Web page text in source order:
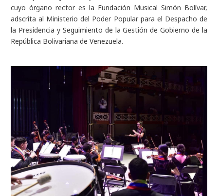
cuyo órgano rector es la Fundación Musical Simón Bolívar,
adscrita al Ministerio del Poder Popular para el Despacho de
la Presidencia y Seguimiento de la Gestión de Gobierno de la
República Bolivariana de Venezuela.